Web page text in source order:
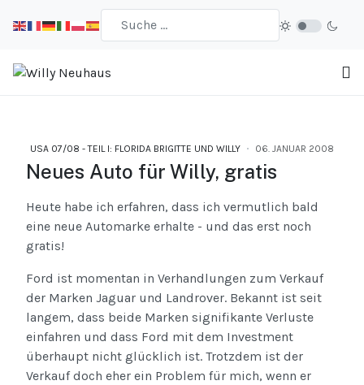
USA 07/08 - TEIL I: FLORIDA BRIGITTE UND WILLY 06. JANUAR 2008
Neues Auto für Willy, gratis
Heute habe ich erfahren, dass ich vermutlich bald
eine neue Automarke erhalte - und das erst noch
gratis!
Ford ist momentan in Verhandlungen zum Verkauf
der Marken Jaguar und Landrover. Bekannt ist seit
langem, dass beide Marken signifikante Verluste
einfahren und dass Ford mit dem Investment
überhaupt nicht glücklich ist. Trotzdem ist der
Verkauf doch eher ein Problem für mich, wenn er